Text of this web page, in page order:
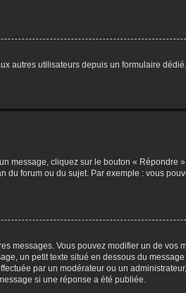
autres utilisateurs depuis un formulaire
message, cliquez sur le bouton « Répondre
du forum ou du sujet. Par exemple : vous
messages. Vous pouvez modifier un de vos
un petit texte situé en dessous du
par un modérateur ou un
si une réponse a été publiée.